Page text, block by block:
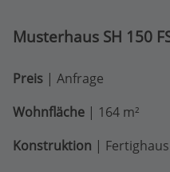
Musterhaus SH 150
Preis | Anfrage
Wohnfläche | 164 m²
Konstruktion |